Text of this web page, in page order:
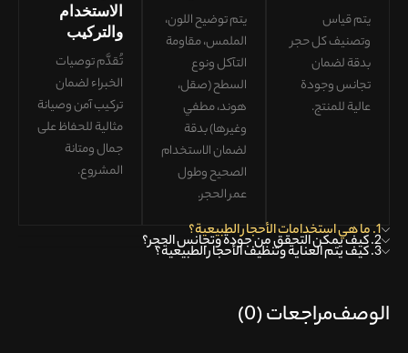
يتم قياس
وتصنيف كل حجر
بدقة لضمان
تجانس وجودة
عالية للمنتج.
يتم توضيح اللون،
الملمس، مقاومة
التآكل ونوع
السطح (صقل،
هوند، مطفي
وغيرها) بدقة
لضمانالاستخدام
الصحيح وطول
عمر الحجر.
الاستخدام
والتركيب
تُقدَّم توصيات
الخبراء لضمان
تركيب آمن وصيانة
مثاليةللحفاظ على
جمال ومتانة
المشروع.
1. ما هي استخدامات الأحجار الطبيعية؟
2. كيف يمكن التحقق من جودة وتجانس الحجر؟
3. كيف يتم العناية وتنظيف الأحجار الطبيعية؟
الوصفمراجعات (0)